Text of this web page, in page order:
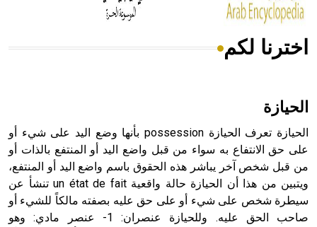
هل تعلم أن الأبسيد كلمة فرنسية اللفظ تم اعتمادها مصطلحاً
- هل تعلم أن أبجر Abgar اسم معروف جيداً يعود إلى عدد من
الملوك الذين حكموا مدينة إديسا (الرها) من أبجر الأول وحتى
التاسع، وهم ينتسبون إلى أسرة أوسروين
اخترنا لكم
الحيازة
الحيازة تعرف الحيازة possession بأنها وضع اليد على شيء أو
على حق الانتفاع به سواء من قبل واضع اليد أو المنتفع بالذات أو
من قبل شخص آخر يباشر هذه الحقوق باسم واضع اليد أو المنتفع،
ويتبين من هذا أن الحيازة حالة واقعية un état de fait تنشأ عن
سيطرة شخص على شيء أو على حق عليه بصفته مالكاً للشيء أو
صاحب الحق عليه. وللحيازة عنصران: 1- عنصر مادي: وهو